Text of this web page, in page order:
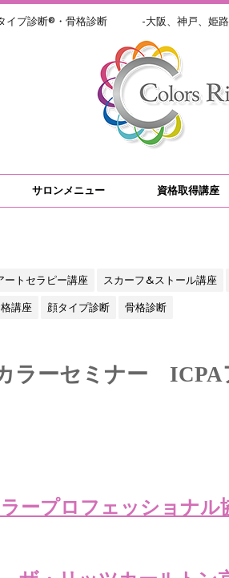
タイプ診断®・骨格診断 -大阪、神戸、
サロンメニュー 資格取得講座
ートセラピー講座 スカーフ&ストール講座
講座 顔タイプ診断
骨格診断
ラーセミナー ICPA
ープロフェッショナル